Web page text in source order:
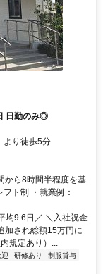
日勤のみ◎
より徒歩5分
から8時間半程度を基
ト制 ・就業例：
均9.6日／ ＼入社祝金
加され総額15万円に
規定あり）...
研修あり
制服貸与